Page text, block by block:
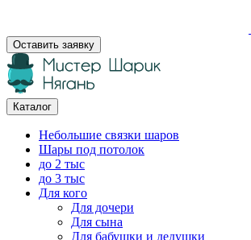
Оставить заявку
Каталог
Небольшие связки шаров
Шары под потолок
до 2 тыс
до 3 тыс
Для кого
Для дочери
Для сына
Для бабушки и дедушки